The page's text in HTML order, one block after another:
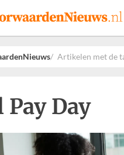
Artikelen met de
Pay Day